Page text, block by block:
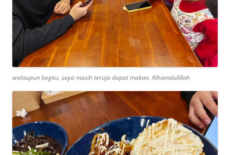
walaupun begitu, saya masih teruja dapat makan. Alhamdulillah